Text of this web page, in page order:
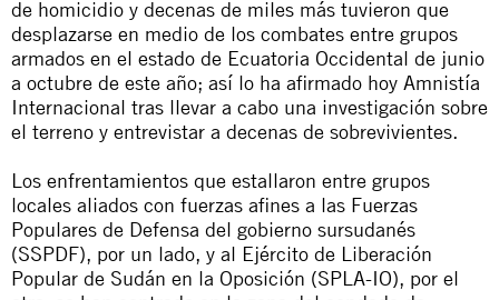
de homicidio y decenas de miles más tuvieron que
desplazarse en medio de los combates entre grupos
armados en el estado de Ecuatoria Occidental de junio
a octubre de este año; así lo ha afirmado hoy Amnistía
Internacional tras llevar a cabo una investigación sobre
el terreno y entrevistar a decenas de sobrevivientes.
Los enfrentamientos que estallaron entre grupos
locales aliados con fuerzas afines a las Fuerzas
Populares de Defensa del gobierno sursudanés
(SSPDF), por un lado, y al Ejército de Liberación
Popular de Sudán en la Oposición (SPLA-IO), por el